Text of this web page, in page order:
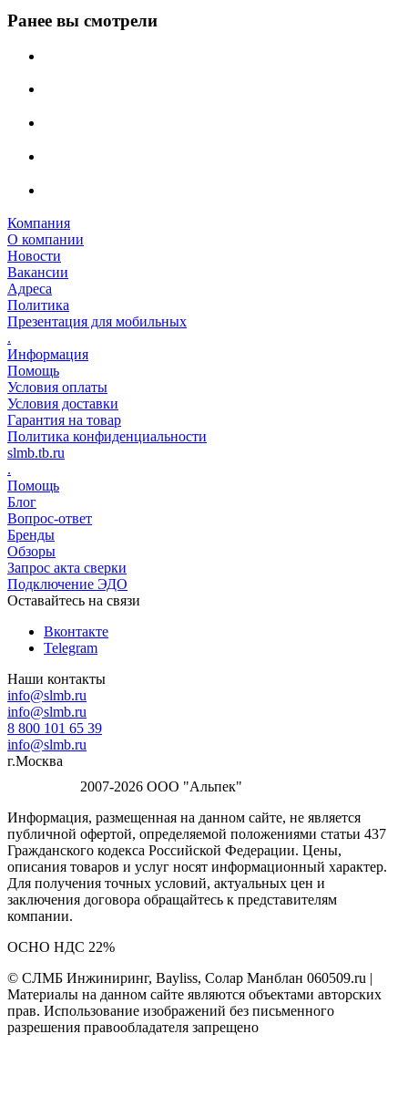
Ранее вы смотрели
Компания
О компании
Новости
Вакансии
Адреса
Политика
Презентация для мобильных
.
Информация
Помощь
Условия оплаты
Условия доставки
Гарантия на товар
Политика конфиденциальности
slmb.tb.ru
.
Помощь
Блог
Вопрос-ответ
Бренды
Обзоры
Запрос акта сверки
Подключение ЭДО
Оставайтесь на связи
Вконтакте
Telegram
Наши контакты
info@slmb.ru
info@slmb.ru
8 800 101 65 39
info@slmb.ru
г.Москва
2007-2026 ООО "Альпек"
Информация, размещенная на данном сайте, не является
публичной офертой, определяемой положениями статьи 437
Гражданского кодекса Российской Федерации. Цены,
описания товаров и услуг носят информационный характер.
Для получения точных условий, актуальных цен и
заключения договора обращайтесь к представителям
компании.
ОСНО НДС 22%
© СЛМБ Инжиниринг, Bayliss, Солар Манблан 060509.ru |
Материалы на данном сайте являются объектами авторских
прав. Использование изображений без письменного
разрешения правообладателя запрещено